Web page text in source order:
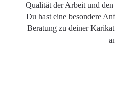
Qualität der Arbeit und
Du hast eine besondere
Beratung zu deiner